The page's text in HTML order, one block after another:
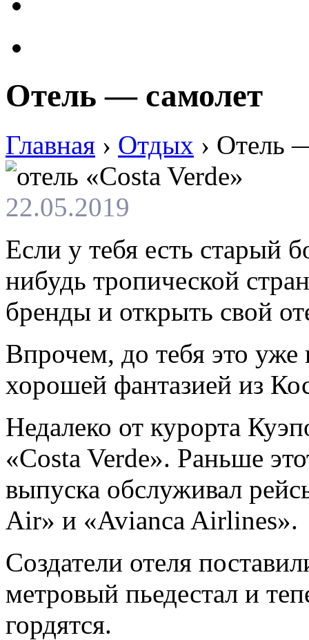
Отель — самолет
Главная › Отдых › Отель
22.05.2019
Если у тебя есть старый
нибудь тропической
бренды и открыть свой
Впрочем, до тебя это
хорошей фантазией из
Недалеко от курорта
«Costa Verde». Раньше
выпуска обслуживал
Air» и «Avianca Airlines».
Создатели отеля
метровый пьедестал и
гордятся.